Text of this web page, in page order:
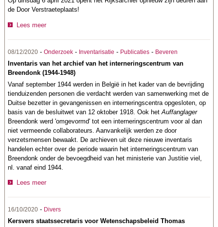
de Door Verstraeteplaats!
Lees meer
08/12/2020 -Onderzoek - Inventarisatie - Publicaties - Beveren
Inventaris van het archief van het interneringscentrum van
Breendonk (1944-1948)
Vanaf september 1944 werden in België in het kader van de bevrijding
tienduizenden personen die verdacht werden van samenwerking met de
Duitse bezetter in gevangenissen en interneringscentra opgesloten, op
basis van de besluitwet van 12 oktober 1918. Ook hetAuffanglager
Breendonk werd 'omgevormd' tot een interneringscentrum voor al dan
niet vermeende collaborateurs. Aanvankelijk werden ze door
verzetsmensen bewaakt. De archieven uit deze nieuwe inventaris
handelen echter over de periode waarin het interneringscentrum van
Breendonk onder de bevoegdheid van het ministerie van Justitie viel,
nl. vanaf eind 1944.
Lees meer
16/10/2020 - Divers
Kersvers staatssecretaris voor Wetenschapsbeleid Thomas